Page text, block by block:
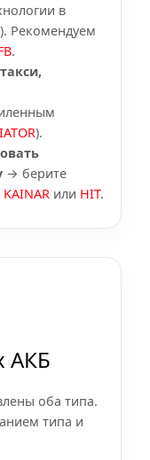
в
Рекомендуем
.
).
→ берите
KAINAR или HIT.
АКБ
оба типа.
типа и